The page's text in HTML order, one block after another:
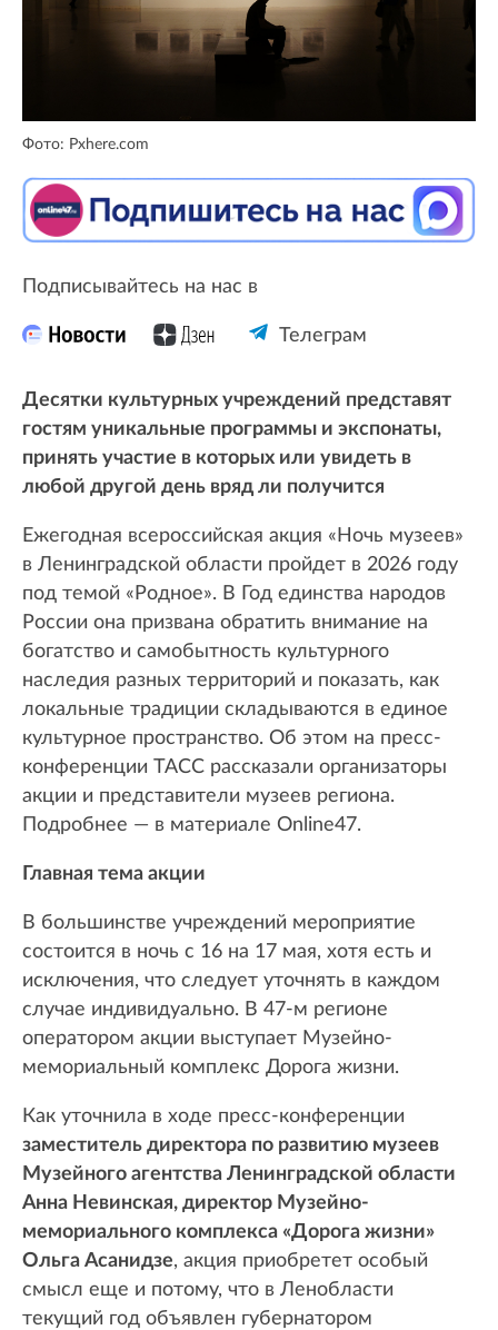
Фото: Pxhere.com
Подписывайтесь на нас в
Телеграм
Десятки культурных учреждений представят
гостям уникальные программы и экспонаты,
принять участие в которых или увидеть в
любой другой день вряд ли получится
Ежегодная всероссийская акция «Ночь музеев»
в Ленинградской области пройдет в 2026 году
под темой «Родное». В Год единства народов
России она призвана обратить внимание на
богатство и самобытность культурного
наследия разных территорий и показать, как
локальные традиции складываются в единое
культурное пространство. Об этом на пресс-
конференции ТАСС рассказали организаторы
акции и представители музеев региона.
Подробнее — в материале Online47.
Главная тема акции
В большинстве учреждений мероприятие
состоится в ночь с 16 на 17 мая, хотя есть и
исключения, что следует уточнять в каждом
случае индивидуально. В 47-м регионе
оператором акции выступает Музейно-
мемориальный комплекс Дорога жизни.
Как уточнила в ходе пресс-конференции
заместитель директора по развитию музеев
Музейного агентства Ленинградской области
Анна Невинская, директор Музейно-
мемориального комплекса «Дорога жизни»
Ольга Асанидзе, акция приобретет особый
смысл еще и потому, что в Ленобласти
текущий год объявлен губернатором